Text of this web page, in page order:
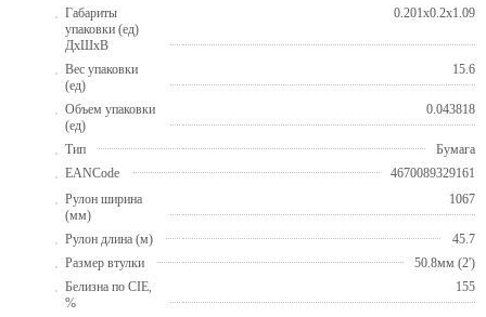
Габариты
упаковки (ед)
ДхШхВ
0.201x0.2x1.09
Вес упаковки
(ед)
15.6
Объем упаковки
(ед)
0.043818
Тип
Бумага
EANCode
4670089329161
Рулон ширина
(мм)
1067
Рулон длина (м)
45.7
Размер втулки
50.8мм (2')
Белизна по CIE,
%
155